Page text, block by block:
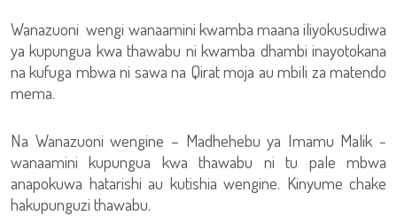
Wanazuoni wengi wanaamini kwamba maana iliyokusudiwa
ya kupungua kwa thawabu ni kwamba dhambi inayotokana
na kufuga mbwa ni sawa na Qirat moja au mbili za matendo
mema.
Na Wanazuoni wengine – Madhehebu ya Imamu Malik -
wanaamini kupungua kwa thawabu ni tu pale mbwa
anapokuwa hatarishi au kutishia wengine. Kinyume chake
hakupunguzi thawabu.